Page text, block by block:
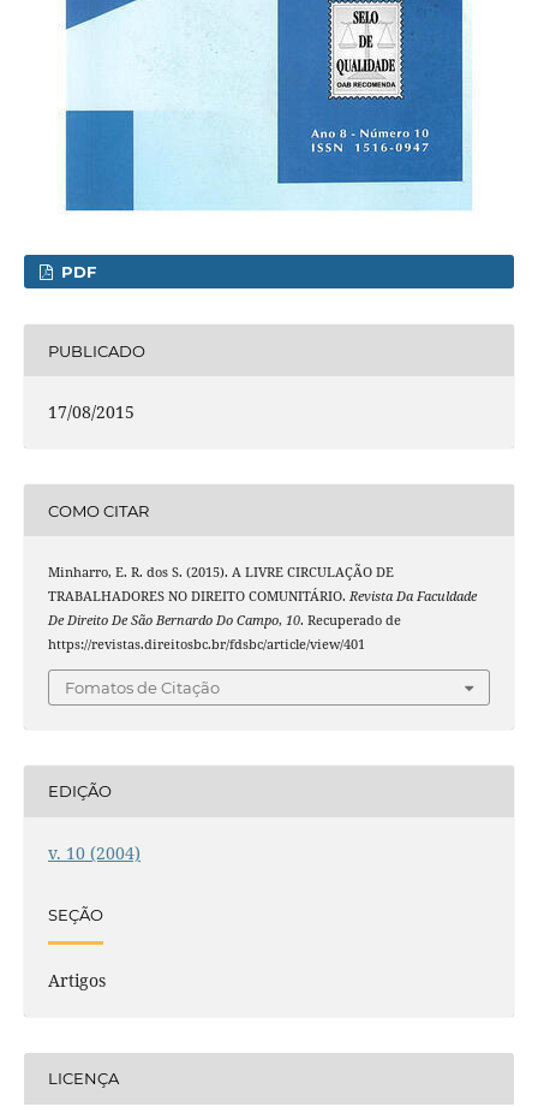
PDF
PUBLICADO
17/08/2015
COMO CITAR
Minharro, E. R. dos S. (2015). A LIVRE CIRCULAÇÃO DE
TRABALHADORES NO DIREITO COMUNITÁRIO. Revista Da Faculdade
De Direito De São Bernardo Do Campo, 10. Recuperado de
https://revistas.direitosbc.br/fdsbc/article/view/401
Fomatos de Citação
EDIÇÃO
v. 10 (2004)
SEÇÃO
Artigos
LICENÇA